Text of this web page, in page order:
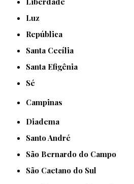
Luz
República
Santa Cecília
Santa Efigênia
Sé
Campinas
Diadema
Santo André
São Bernardo do Campo
São Caetano do Sul